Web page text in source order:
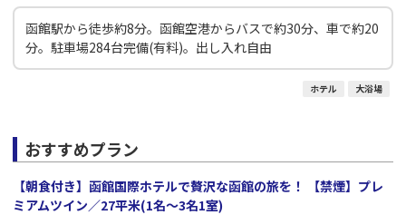
函館駅から徒歩約8分。函館空港からバスで約30分、車で約20
分。駐車場284台完備(有料)。出し入れ自由
ホテル 大浴場
おすすめプラン
【朝食付き】函館国際ホテルで贅沢な函館の旅を！ 【禁煙】プレ
ミアムツイン／27平米(1名～3名1室)